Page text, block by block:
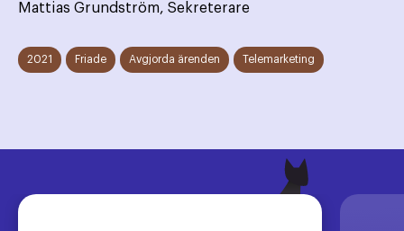
Mattias Grundström, Sekreterare
2021 Friade Avgjorda ärenden Telemarketing